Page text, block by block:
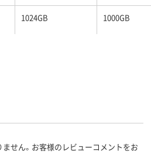
1024GB 1000GB
せん。お客様のレビューコメントをお